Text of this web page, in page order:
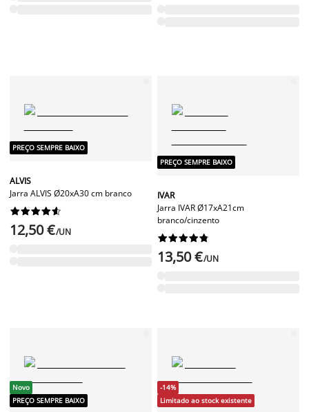
PREÇO SEMPRE BAIXO
ALVIS
Jarra ALVIS Ø20xA30 cm branco






12,50 €/UN
PREÇO SEMPRE BAIXO
IVAR
Jarra IVAR Ø17xA21cm
branco/cinzento






13,50 €/UN
Novo
PREÇO SEMPRE BAIXO
-14%
Limitado ao stock existente